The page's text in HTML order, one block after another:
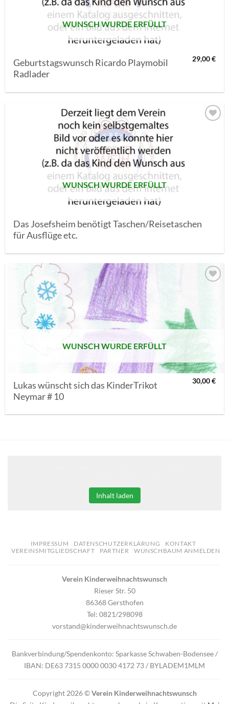
WUNSCH WURDE ERFÜLLT
Geburtstagswunsch Ricardo Playmobil
Radlader
29,00€
WUNSCH WURDE ERFÜLLT
Das Josefsheim benötigt Taschen/Reisetaschen
für Ausflüge etc.
SETZEN
WUNSCH WURDE ERFÜLLT
Lukas wünscht sich das KinderTrikot
Neymar # 10
30,00€
Inhalt laden
IMPRESSUM DATENSCHUTZERKLÄRUNG
KONTAKT
VEREINSMITGLIEDSCHAFT
PARTNER WUNSCHBAUM ANMELDEN
Verein Kinderweihnachtswunsch
Rieser Str. 50
86368 Gersthofen
Tel: 0821/298098
vorstand@kinderweihnachtswunsch.de
Bankverbindung/Spendenkonto: Sparkasse Schwaben-Bodensee /
IBAN: DE63 7315 0000 0030 4172 73 / BYLADEM1MLM
Copyright 2026 ©Verein Kinderweihnachtswunsch